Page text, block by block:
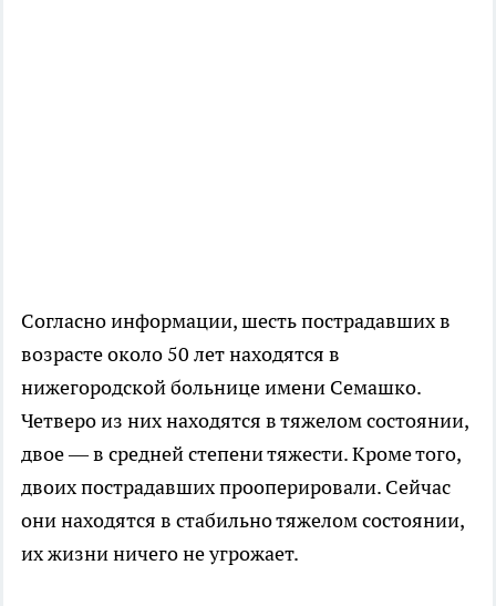
Согласно информации, шесть пострадавших в
возрасте около 50 лет находятся в
нижегородской больнице имени Семашко.
Четверо из них находятся в тяжелом состоянии,
двое — в средней степени тяжести. Кроме того,
двоих пострадавших прооперировали. Сейчас
они находятся в стабильно тяжелом состоянии,
их жизни ничего не угрожает.